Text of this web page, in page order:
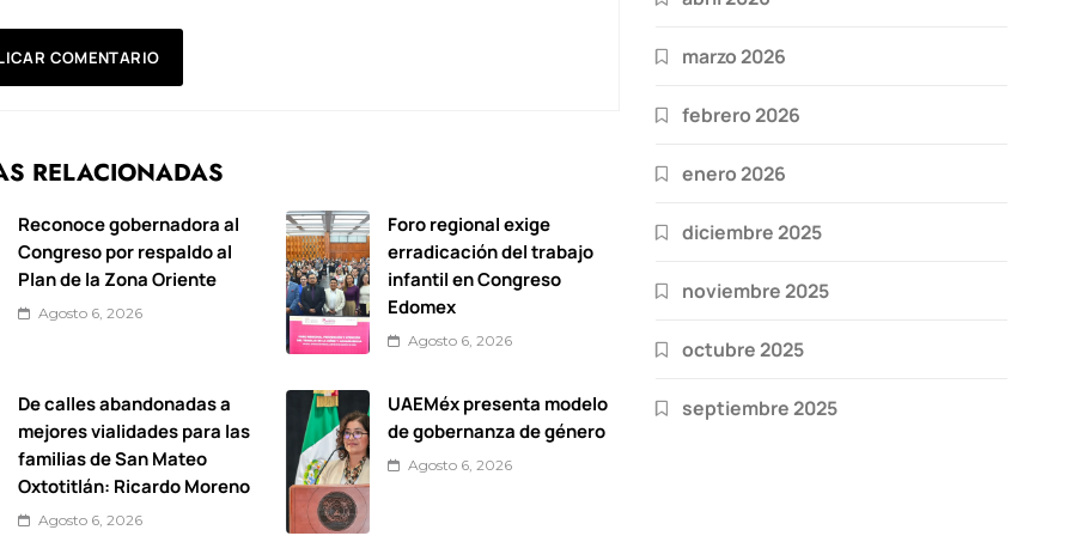
RELACIONADAS
Reconoce gobernadora al
Congreso por respaldo al
Plan de la Zona Oriente
Agosto 6, 2026
Foro regional exige
erradicación del trabajo
infantil en Congreso
Edomex
Agosto 6, 2026
De calles abandonadas a
mejores vialidades para las
familias de San Mateo
Oxtotitlán: Ricardo Moreno
Agosto 6, 2026
UAEMéx presenta modelo
de gobernanza de género
Agosto 6, 2026
marzo 2026
febrero 2026
enero 2026
diciembre 2025
noviembre 2025
octubre 2025
septiembre 2025